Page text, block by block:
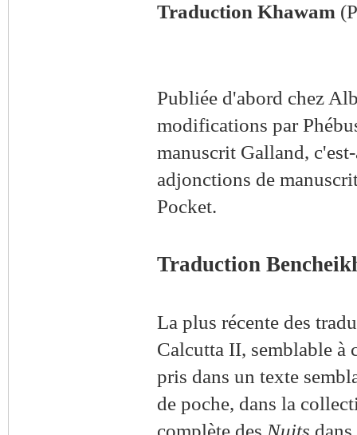
Traduction Khawam
Publiée d'abord chez
modifications par
manuscrit Galland,
adjonctions de
Pocket.
Traduction
La plus récente des
Calcutta II, semblable à
pris dans un texte
de poche, dans la
complète des Nuits